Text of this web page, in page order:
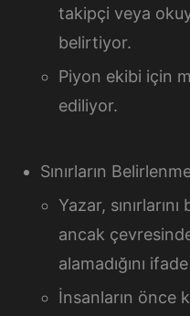
takipçi veya
belirtiyor.
Piyon ekibi için
ediliyor.
Sınırların
Yazar, sınırlarını
ancak
alamadığını
İnsanların önce